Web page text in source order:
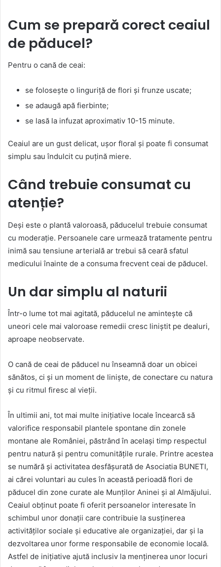
Cum se prepară corect ceaiul
de păducel?
Pentru o cană de ceai:
se folosește o linguriță de flori și frunze uscate;
se adaugă apă fierbinte;
se lasă la infuzat aproximativ 10-15 minute.
Ceaiul are un gust delicat, ușor floral și poate fi consumat
simplu sau îndulcit cu puțină miere.
Când trebuie consumat cu
atenție?
Deși este o plantă valoroasă, păducelul trebuie consumat
cu moderație. Persoanele care urmează tratamente pentru
inimă sau tensiune arterială ar trebui să ceară sfatul
medicului înainte de a consuma frecvent ceai de păducel.
Un dar simplu al naturii
Într-o lume tot mai agitată, păducelul ne amintește că
uneori cele mai valoroase remedii cresc liniștit pe dealuri,
aproape neobservate.
O cană de ceai de păducel nu înseamnă doar un obicei
sănătos, ci și un moment de liniște, de conectare cu natura
și cu ritmul firesc al vieții.
În ultimii ani, tot mai multe inițiative locale încearcă să
valorifice responsabil plantele spontane din zonele
montane ale României, păstrând în același timp respectul
pentru natură și pentru comunitățile rurale. Printre acestea
se numără și activitatea desfășurată de Asociatia BUNETI,
ai cărei voluntari au cules în această perioadă flori de
păducel din zone curate ale Munților Aninei și aI Almăjului.
Ceaiul obținut poate fi oferit persoanelor interesate în
schimbul unor donații care contribuie la susținerea
activităților sociale și educative ale organizației, dar și la
dezvoltarea unor forme responsabile de economie locală.
Astfel de inițiative ajută inclusiv la menținerea unor locuri